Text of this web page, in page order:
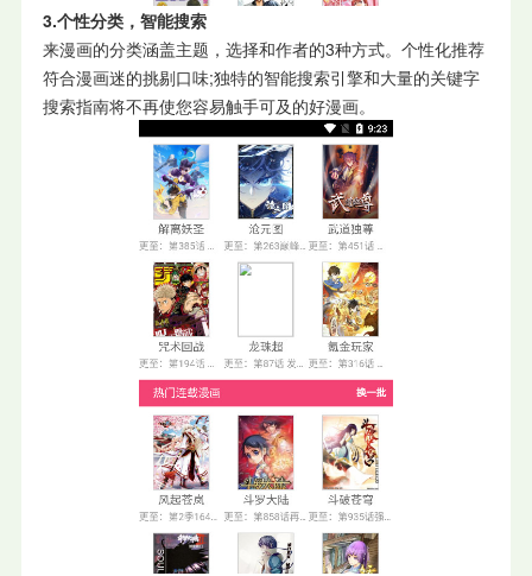
3.个性分类，智能搜索
来漫画的分类涵盖主题，选择和作者的3种方式。个性化推荐
符合漫画迷的挑剔口味;独特的智能搜索引擎和大量的关键字
搜索指南将不再使您容易触手可及的好漫画。